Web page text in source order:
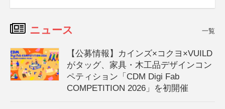
ニュース 一覧
【公募情報】カインズ×コクヨ×VUILD
がタッグ、家具・木工品デザインコン
ペティション「CDM Digi Fab
COMPETITION 2026」を初開催